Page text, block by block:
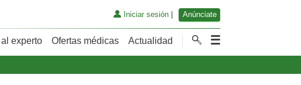
Iniciar sesión| Anúnciate
experto Ofertas médicas Actualidad